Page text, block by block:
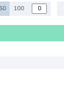
50 100